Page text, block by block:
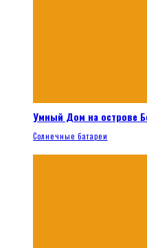
Умный Дом на острове
Солнечные батареи